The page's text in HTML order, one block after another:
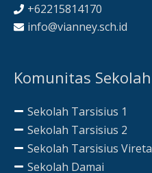
+62215814170
info@vianney.sch.id
Komunitas Sekolah
Sekolah Tarsisius 1
Sekolah Tarsisius 2
Sekolah Tarsisius Vireta
Sekolah Damai